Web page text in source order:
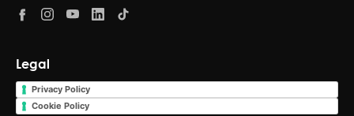
Legal
Privacy Policy
Cookie Policy